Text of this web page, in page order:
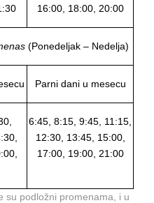
16:00, 18:00, 20:00
(Ponedeljak – Nedelja)
Parni dani u mesecu
6:45, 8:15, 9:45, 11:15,
12:30, 13:45, 15:00,
17:00, 19:00, 21:00
su podložni promenama, i u